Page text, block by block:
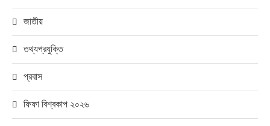
জাতীয়
তথ্যপ্রযুক্তি
প্রবাস
ফিফা বিশ্বকাপ ২০২৬